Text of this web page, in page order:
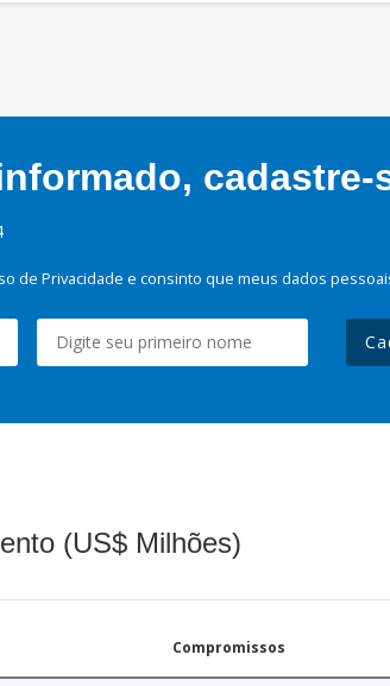
cadastre-
de Privacidade e consinto que meus dados
(US$ Milhões)
Compromissos